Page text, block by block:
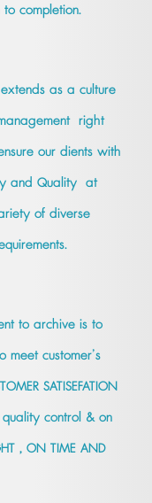
completion.
as a culture
right
our dients with
and Quality at
of diverse
to archive is to
meet customer’s
SATISEFATION
control & on
, ON TIME AND